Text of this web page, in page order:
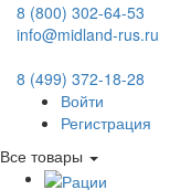
8 (800) 302-64-53
info@midland-rus.ru
8 (499) 372-18-28
Войти
Регистрация
Все товары